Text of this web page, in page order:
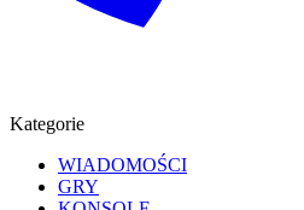
Kategorie
WIADOMOŚCI
GRY